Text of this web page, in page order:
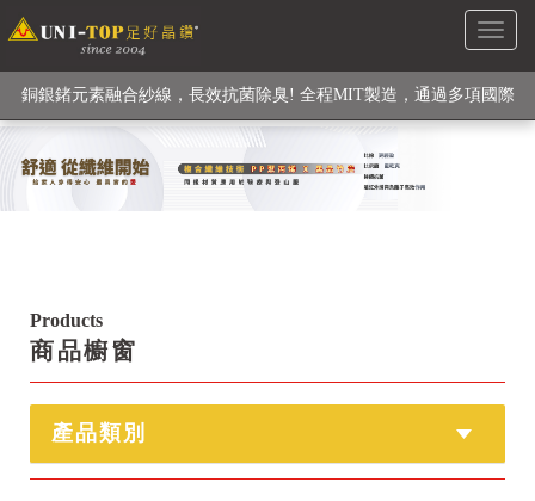
Toggle
級高性能纖維素材), 機能貼身衣物No. 1
銅銀鍺元素融合紗線，長效抗菌除臭! 全程MIT製造，通過多項國際
檢驗
【快來點我】H型銅銀纖維長效PP能量護膝! 支撐. 包覆感. 超透氣.
Products
商品櫥窗
產品類別